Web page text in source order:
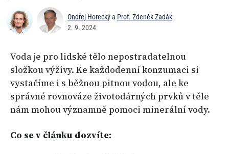
Ondřej Horeckýa Prof. Zdeněk Zadák
2. 9. 2024
Voda je pro lidské tělo nepostradatelnou
složkou výživy. Ke každodenní konzumaci si
vystačíme i s běžnou pitnou vodou, ale ke
správné rovnováze životodárných prvků v těle
nám mohou významně pomoci minerální vody.
Co se v článku dozvíte: